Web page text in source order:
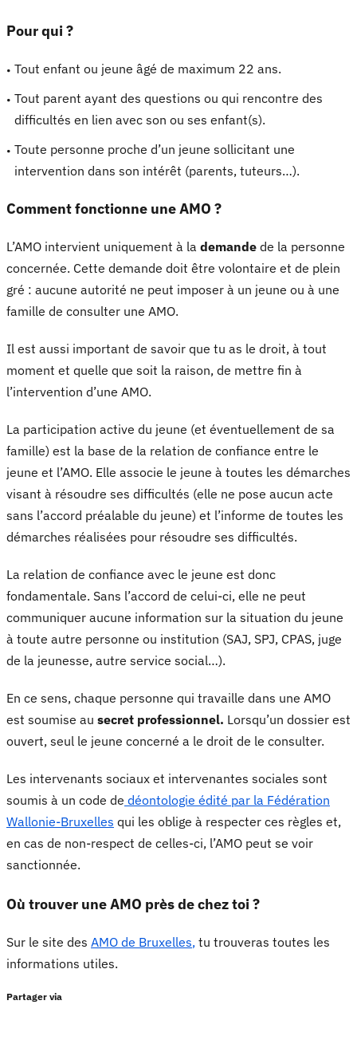
Pour qui ?
Tout enfant ou jeune âgé de maximum 22 ans.
Tout parent ayant des questions ou qui rencontre des
difficultés en lien avec son ou ses enfant(s).
Toute personne proche d’un jeune sollicitant une
intervention dans son intérêt (parents, tuteurs…).
Comment fonctionne une AMO ?
L’AMO intervient uniquement à la demande de la personne
concernée. Cette demande doit être volontaire et de plein
gré : aucune autorité ne peut imposer à un jeune ou à une
famille de consulter une AMO.
Il est aussi important de savoir que tu as le droit, à tout
moment et quelle que soit la raison, de mettre fin à
l’intervention d’une AMO.
La participation active du jeune (et éventuellement de sa
famille) est la base de la relation de confiance entre le
jeune et l’AMO. Elle associe le jeune à toutes les démarches
visant à résoudre ses difficultés (elle ne pose aucun acte
sans l’accord préalable du jeune) et l’informe de toutes les
démarches réalisées pour résoudre ses difficultés.
La relation de confiance avec le jeune est donc
fondamentale. Sans l’accord de celui-ci, elle ne peut
communiquer aucune information sur la situation du jeune
à toute autre personne ou institution (SAJ, SPJ, CPAS, juge
de la jeunesse, autre service social…).
En ce sens, chaque personne qui travaille dans une AMO
est soumise au secret professionnel. Lorsqu’un dossier est
ouvert, seul le jeune concerné a le droit de le consulter.
Les intervenants sociaux et intervenantes sociales sont
soumis à un code de déontologie édité par la Fédération
Wallonie-Bruxelles qui les oblige à respecter ces règles et,
en cas de non-respect de celles-ci, l’AMO peut se voir
sanctionnée.
Où trouver une AMO près de chez toi ?
Sur le site des AMO de Bruxelles, tu trouveras toutes les
informations utiles.
Partager via